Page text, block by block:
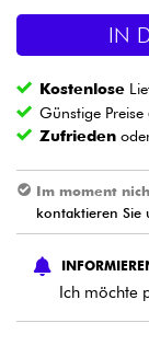
Licht
Violinen
Kabel &
IN
Kostenlose
Günstige Preise
Zufrieden
Im moment
kontaktieren Sie
Ich möchte